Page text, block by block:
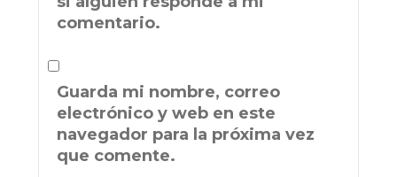
comentario.
Guarda mi nombre, correo
electrónico y web en este
navegador para la próxima vez
que comente.